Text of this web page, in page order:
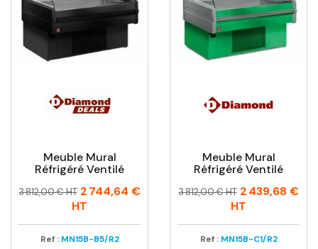
Meuble Mural
Réfrigéré Ventilé
Prix
Prix
3 812,00 € HT 2 744,64 €
HT
Ref : MN15B-B5/R2
Meuble Mural
Réfrigéré Ventilé
Prix
Prix
3 812,00 € HT 2 439,68 €
HT
Ref : MN15B-C1/R2